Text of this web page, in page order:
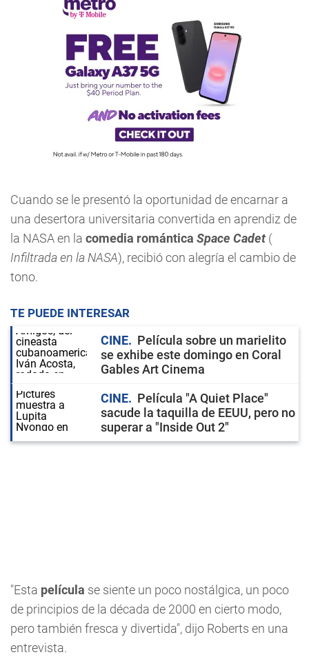
Cuando se le presentó la oportunidad de encarnar a
una desertora universitaria convertida en aprendiz de
la NASA en la comedia romántica Space Cadet (
Infiltrada en la NASA), recibió con alegría el cambio de
tono.
TE PUEDE INTERESAR
CINE
Película sobre un marielito
se exhibe este domingo en Coral
Gables Art Cinema
CINE
Película "A Quiet Place"
sacude la taquilla de EEUU, pero no
superar a "Inside Out 2"
"Esta película se siente un poco nostálgica, un poco
de principios de la década de 2000 en cierto modo,
pero también fresca y divertida", dijo Roberts en una
entrevista.